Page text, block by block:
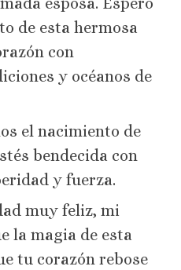
de esta hermosa
con
y océanos de
el nacimiento de
bendecida con
y fuerza.
muy feliz, mi
la magia de esta
tu corazón rebose